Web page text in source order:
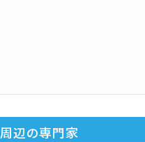
周辺の専門家